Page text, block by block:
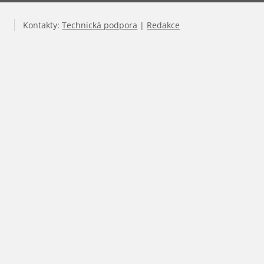
Kontakty:Technická podpora | Redakce